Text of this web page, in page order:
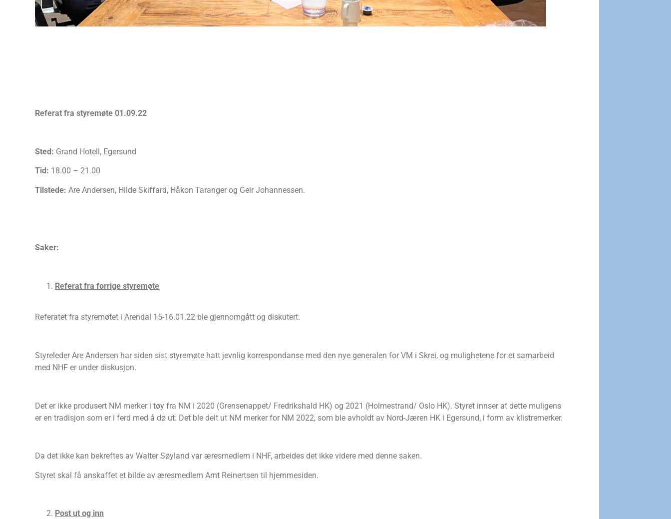
Referat fra styremøte 01.09.22
Sted: Grand Hotell, Egersund
Tid: 18.00 – 21.00
Tilstede: Are Andersen, Hilde Skiffard, Håkon Taranger og Geir Johannessen.
Saker:
Referat fra forrige styremøte
Referatet fra styremøtet i Arendal 15-16.01.22 ble gjennomgått og diskutert.
Styreleder Are Andersen har siden sist styremøte hatt jevnlig korrespondanse med den nye generalen for VM i Skrei, og mulighetene for et samarbeid
med NHF er under diskusjon.
Det er ikke produsert NM merker i tøy fra NM i 2020 (Grensenappet/ Fredrikshald HK) og 2021 (Holmestrand/ Oslo HK). Styret innser at dette muligens
er en tradisjon som er i ferd med å dø ut. Det ble delt ut NM merker for NM 2022, som ble avholdt av Nord-Jæren HK i Egersund, i form av klistremerker.
Da det ikke kan bekreftes av Walter Søyland var æresmedlem i NHF, arbeides det ikke videre med denne saken.
Styret skal få anskaffet et bilde av æresmedlem Arnt Reinertsen til hjemmesiden.
Post ut og inn